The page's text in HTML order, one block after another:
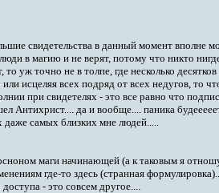
свидетельства в данный момент вполне
в магию и не верят, потому что никто
уж точно не в толпе, где несколько
исцеляя всех подряд от всех недугов, то
при свидетелях - это все равно что
Антихрист.... да и вообще.... паника
даже самых близких мне людей.....
маги начинающей (а к таковым я
где-то здесь (странная
- это совсем другое....